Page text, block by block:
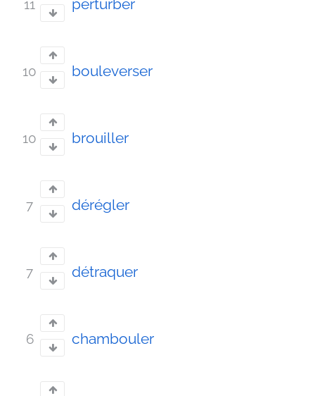
11 perturber
10 bouleverser
10 brouiller
7 dérégler
7 détraquer
6 chambouler